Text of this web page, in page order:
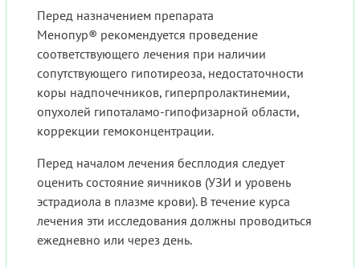
Перед назначением препарата
Менопур® рекомендуется проведение
соответствующего лечения при наличии
сопутствующего гипотиреоза, недостаточности
коры надпочечников, гиперпролактинемии,
опухолей гипоталамо-гипофизарной области,
коррекции гемоконцентрации.
Перед началом лечения бесплодия следует
оценить состояние яичников (УЗИ и уровень
эстрадиола в плазме крови). В течение курса
лечения эти исследования должны проводиться
ежедневно или через день.